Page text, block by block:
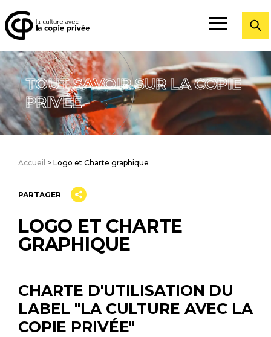
TOUT SAVOIR SUR LA COPIE
PRIVÉE
Accueil > Logo et Charte graphique
PARTAGER
LOGO ET CHARTE
GRAPHIQUE
CHARTE D'UTILISATION DU
LABEL "LA CULTURE AVEC LA
COPIE PRIVÉE"